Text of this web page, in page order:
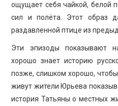
ощущает себя чайкой, белой
сил и полёта. Этот образ
раздавленной птице из
Эти эпизоды показывают
хорошо знает историю
позже, слишком хорошо,
живут жители Юрьева
история Татьяны о местных